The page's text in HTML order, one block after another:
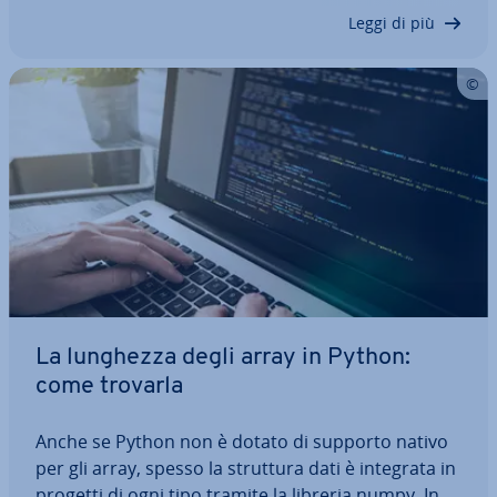
Leggi di più
La lunghezza degli array in Python:
come trovarla
Anche se Python non è dotato di supporto nativo
per gli array, spesso la struttura dati è integrata in